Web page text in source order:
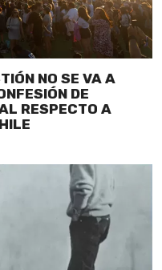
NO SE VA A
DE
RESPECTO A